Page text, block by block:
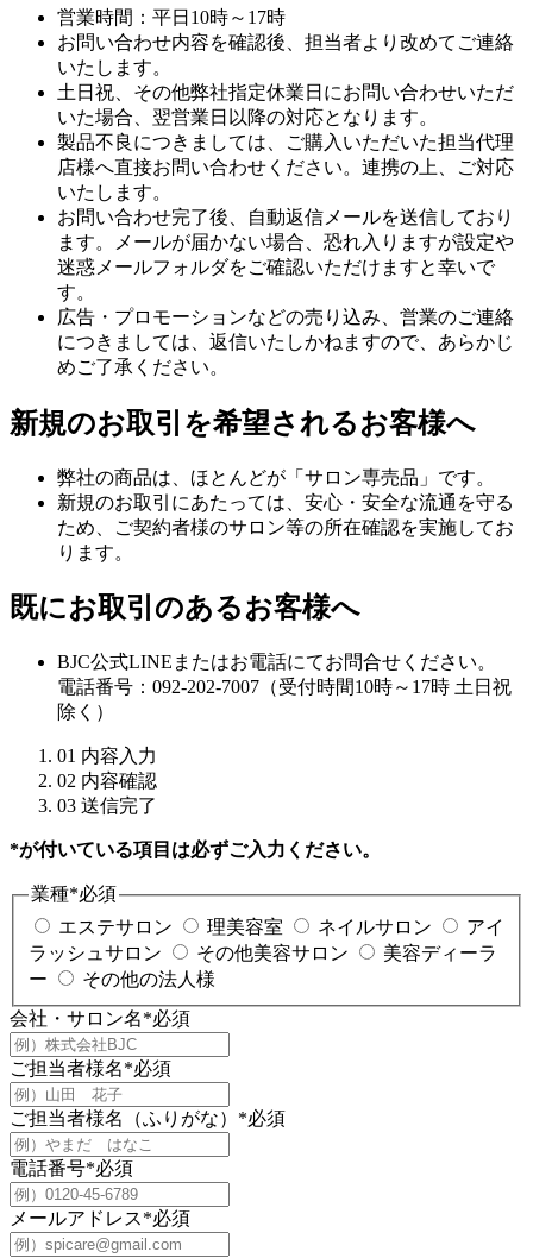
営業時間：平日10時～17時
お問い合わせ内容を確認後、担当者より改めてご連絡
いたします。
土日祝、その他弊社指定休業日にお問い合わせいただ
いた場合、翌営業日以降の対応となります。
製品不良につきましては、ご購入いただいた担当代理
店様へ直接お問い合わせください。連携の上、ご対応
いたします。
お問い合わせ完了後、自動返信メールを送信しており
ます。メールが届かない場合、恐れ入りますが設定や
迷惑メールフォルダをご確認いただけますと幸いで
す。
広告・プロモーションなどの売り込み、営業のご連絡
につきましては、返信いたしかねますので、あらかじ
めご了承ください。
新規のお取引を希望されるお客様へ
弊社の商品は、ほとんどが「サロン専売品」です。
新規のお取引にあたっては、安心・安全な流通を守る
ため、ご契約者様のサロン等の所在確認を実施してお
ります。
既にお取引のあるお客様へ
BJC公式LINEまたはお電話にてお問合せください。
電話番号：092-202-7007（受付時間10時～17時 土日祝
除く）
01 内容入力
02 内容確認
03 送信完了
*が付いている項目は必ずご入力ください。
業種*必須
エステサロン
理美容室 ネイルサロン
アイ
ラッシュサロン
その他美容サロン
美容ディーラ
ー
その他の法人様
会社・サロン名*必須
ご担当者様名*必須
ご担当者様名（ふりがな） *必須
電話番号*必須
メールアドレス*必須